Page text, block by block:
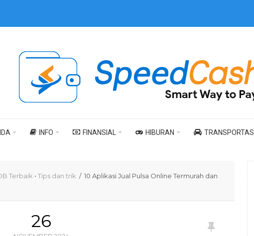
INFO FINANSIAL HIBURAN TRANSPORTASI
Terbaik • Tips dan trik / 10 Aplikasi Jual Pulsa Online Termurah dan
26